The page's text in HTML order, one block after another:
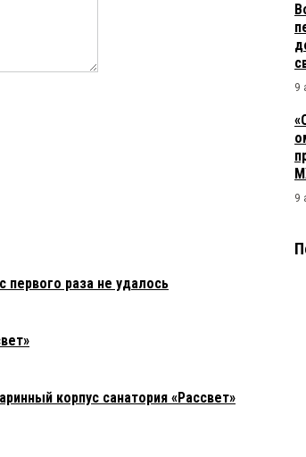
первого раза не удалось
корпус санатория «Рассвет»
9
9